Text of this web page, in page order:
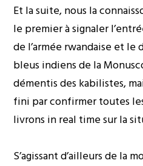
Et la suite, nous la
le premier à signaler
de l’armée rwandaise et le
bleus indiens de la
démentis des kabilistes,
fini par confirmer toutes
livrons in real time sur la
S’agissant d’ailleurs de la